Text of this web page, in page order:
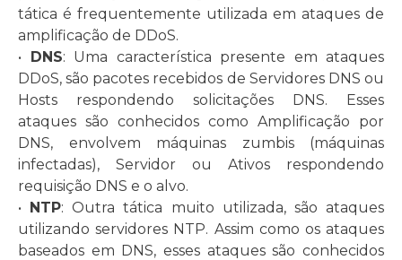
tática é frequentemente utilizada em ataques de
amplificação de DDoS.
• DNS: Uma característica presente em ataques
DDoS, são pacotes recebidos de Servidores DNS ou
Hosts respondendo solicitações DNS. Esses
ataques são conhecidos como Amplificação por
DNS, envolvem máquinas zumbis (máquinas
infectadas), Servidor ou Ativos respondendo
requisição DNS e o alvo.
• NTP: Outra tática muito utilizada, são ataques
utilizando servidores NTP. Assim como os ataques
baseados em DNS, esses ataques são conhecidos